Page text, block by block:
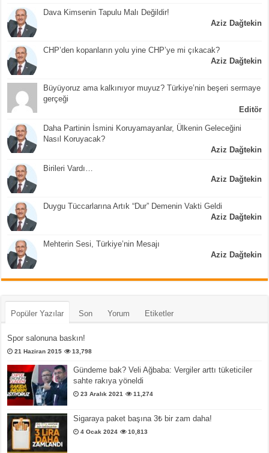
Dava Kimsenin Tapulu Malı Değildir!
Aziz Dağtekin
CHP’den kopanların yolu yine CHP’ye mi çıkacak?
Aziz Dağtekin
Büyüyoruz ama kalkınıyor muyuz? Türkiye’nin beşeri sermaye
gerçeği
Editör
Daha Partinin İsmini Koruyamayanlar, Ülkenin Geleceğini
Nasıl Koruyacak?
Aziz Dağtekin
Birileri Vardı…
Aziz Dağtekin
Duygu Tüccarlarına Artık “Dur” Demenin Vakti Geldi
Aziz Dağtekin
Mehterin Sesi, Türkiye’nin Mesajı
Aziz Dağtekin
Popüler Yazılar Son Yorum Etiketler
Spor salonuna baskın!
21 Haziran 2015 13,798
Gündeme bak? Veli Ağbaba: Vergiler arttı tüketiciler
sahte rakıya yöneldi
23 Aralık 2021 11,274
Sigaraya paket başına 3₺ bir zam daha!
4 Ocak 2024 10,813